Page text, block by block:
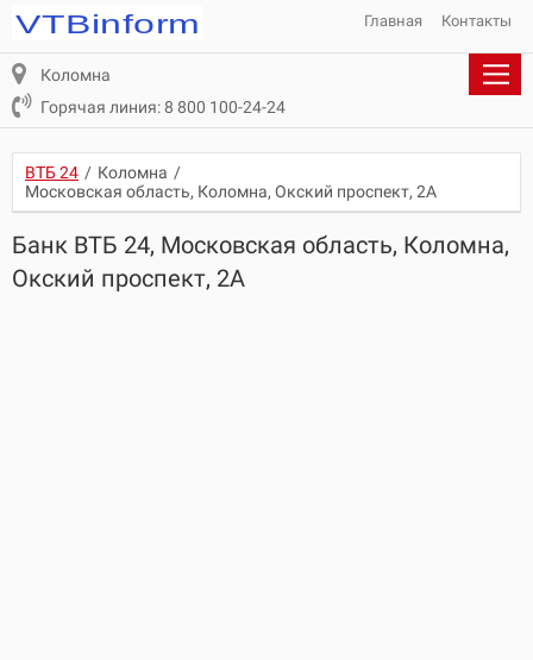
Главная Контакты
Коломна
Горячая линия: 8 800 100-24-24
ВТБ 24 / Коломна /
Московская область, Коломна, Окский проспект, 2А
Банк ВТБ 24, Московская область, Коломна,
Окский проспект, 2А